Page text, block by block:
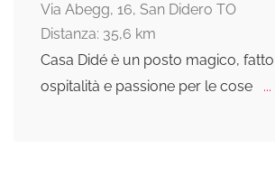
Via Abegg, 16, San Didero TO
Distanza: 35,6 km
Casa Didé è un posto magico,
ospitalità e passione per le cose